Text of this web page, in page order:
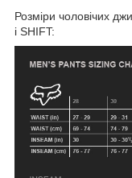
Розміри чоловічих
і SHIFT: